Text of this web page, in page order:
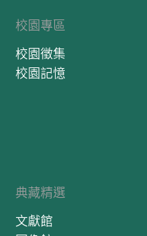
校園專區
校園徵集
校園記憶
典藏精選
文獻館